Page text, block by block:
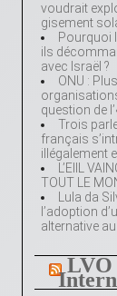
voudrait
gisement
Pourquoi
ils
avec Israël ?
ONU :
question de
Trois
français
illégalement
L’EIIL
TOUT LE
Lula da
l’adoption
alternative
LVO